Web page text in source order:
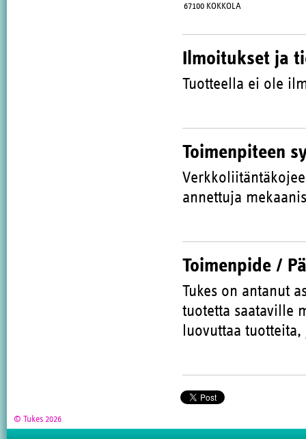
67100 KOKKOLA
Ilmoitukset ja
Tuotteella ei ole
Toimenpiteen
annettuja
Toimenpide /
Tukes on antanut
tuotetta saataville
luovuttaa
© Tukes 2026